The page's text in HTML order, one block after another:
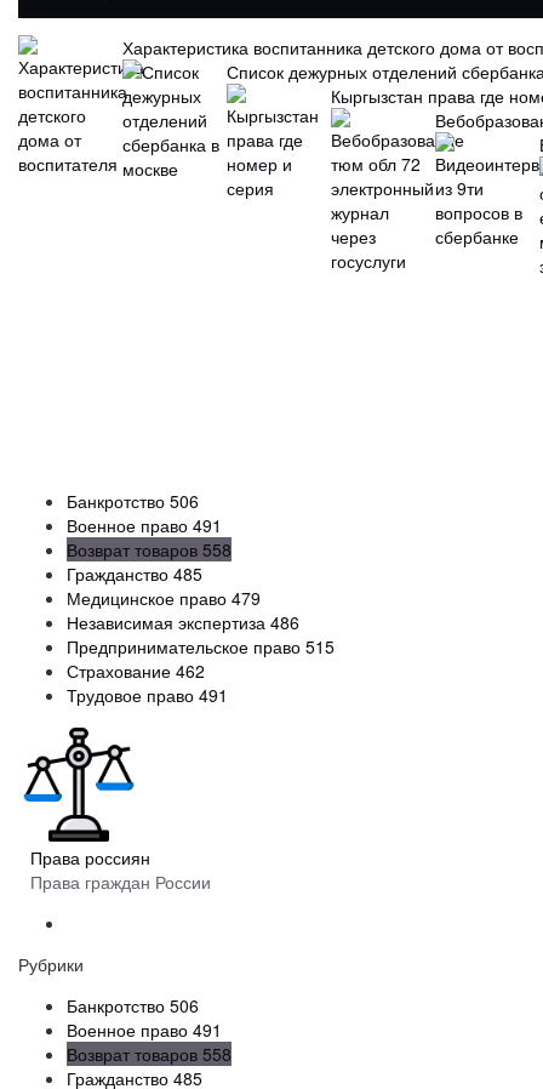
Характеристика воспитанника детского дома от
Список дежурных отделений
Кыргызстан права где
Банкротство 506
Военное право 491
Возврат товаров 558
Гражданство 485
Медицинское право 479
Независимая экспертиза 486
Предпринимательское право 515
Страхование 462
Трудовое право 491
Права россиян
Права граждан России
Рубрики
Банкротство 506
Военное право 491
Возврат товаров 558
Гражданство 485